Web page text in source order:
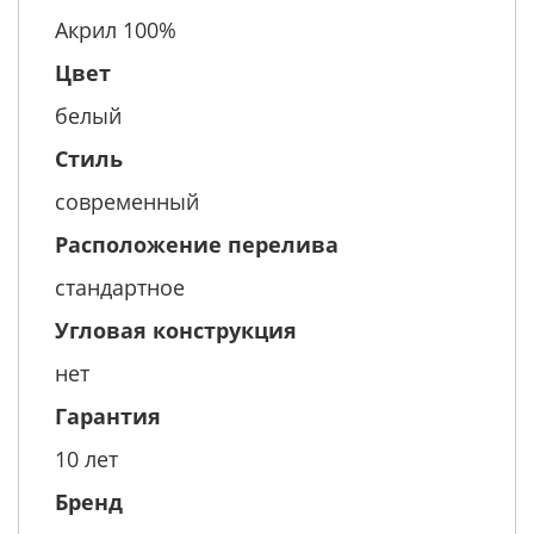
Акрил 100%
Цвет
белый
Стиль
современный
Расположение перелива
стандартное
Угловая конструкция
нет
Гарантия
10 лет
Бренд